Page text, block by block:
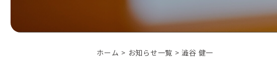
ホーム > お知らせ一覧 > 澁谷 健一